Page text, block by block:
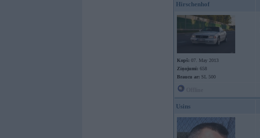
Hirschenhof
Kopš: 07. May 2013
Ziņojumi: 658
Braucu ar: SL 500
Usins